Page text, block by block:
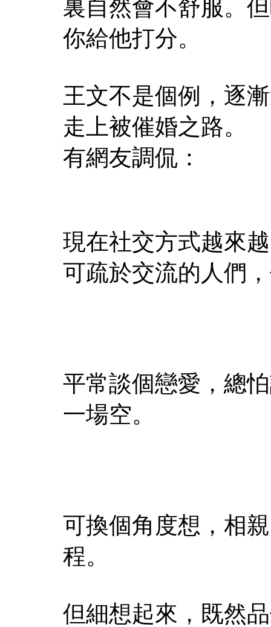
裏自然會不舒服。
你給他打分。
王文不是個例，逐
走上被催婚之路。
有網友調侃：
現在社交方式越來
可疏於交流的人們
平常談個戀愛，總
一場空。
可換個角度想，相
程。
但細想起來，既然